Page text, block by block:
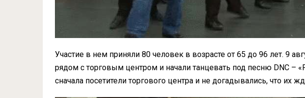
Участие в нем приняли 80 человек в возрасте от 65 до 96 лет. 9
рядом с торговым центром и начали танцевать под песню DNC –
сначала посетители торгового центра и не догадывались, что их